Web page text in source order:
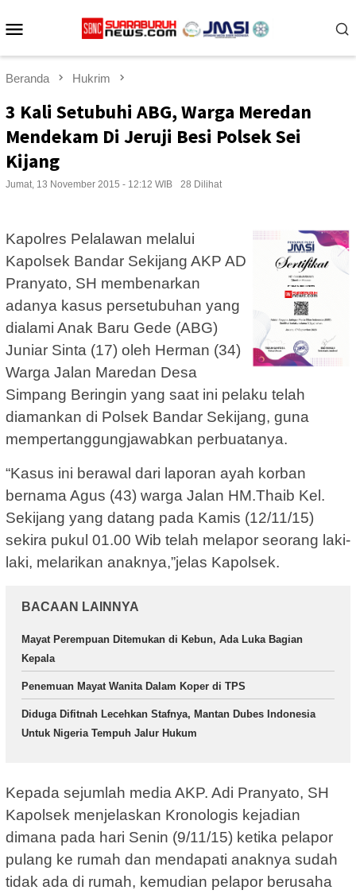
ke
Beranda Hukrim
3 Kali Setubuhi ABG, Warga Meredan
Mendekam Di Jeruji Besi Polsek Sei
Kijang
Jumat, 13 November 2015 - 12:12 WIB 28 Dilihat
Kapolres Pelalawan melalui
Kapolsek Bandar Sekijang AKP AD
Pranyato, SH membenarkan
adanya kasus persetubuhan yang
dialami Anak Baru Gede (ABG)
Juniar Sinta (17) oleh Herman (34)
Warga Jalan Maredan Desa
Simpang Beringin yang saat ini pelaku telah
diamankan di Polsek Bandar Sekijang, guna
mempertanggungjawabkan perbuatanya.
“Kasus ini berawal dari laporan ayah korban
bernama Agus (43) warga Jalan HM.Thaib Kel.
Sekijang yang datang pada Kamis (12/11/15)
sekira pukul 01.00 Wib telah melapor seorang laki-
laki, melarikan anaknya,”jelas Kapolsek.
BACAAN LAINNYA
Mayat Perempuan Ditemukan di Kebun, Ada Luka Bagian
Kepala
Penemuan Mayat Wanita Dalam Koper di TPS
Diduga Difitnah Lecehkan Stafnya, Mantan Dubes Indonesia
Untuk Nigeria Tempuh Jalur Hukum
Kepada sejumlah media AKP. Adi Pranyato, SH
Kapolsek menjelaskan Kronologis kejadian
dimana pada hari Senin (9/11/15) ketika pelapor
pulang ke rumah dan mendapati anaknya sudah
tidak ada di rumah, kemudian pelapor berusaha